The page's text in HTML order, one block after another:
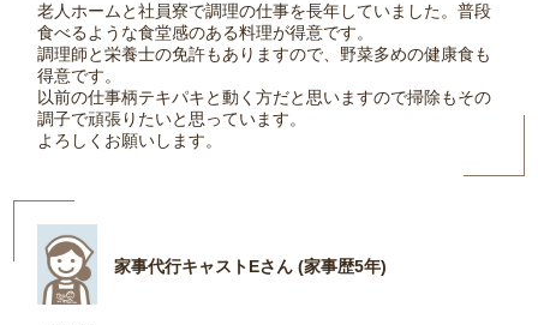
老人ホームと社員寮で調理の仕事を長年していました。普段
食べるような食堂感のある料理が得意です。
調理師と栄養士の免許もありますので、野菜多めの健康食も
得意です。
以前の仕事柄テキパキと動く方だと思いますので掃除もその
調子で頑張りたいと思っています。
よろしくお願いします。
家事代行キャストEさん (家事歴5年)